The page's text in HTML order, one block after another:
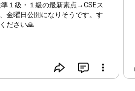
１級・１級の最新素点→CSEス
金曜日公開になりそうです。す
ださい🙏